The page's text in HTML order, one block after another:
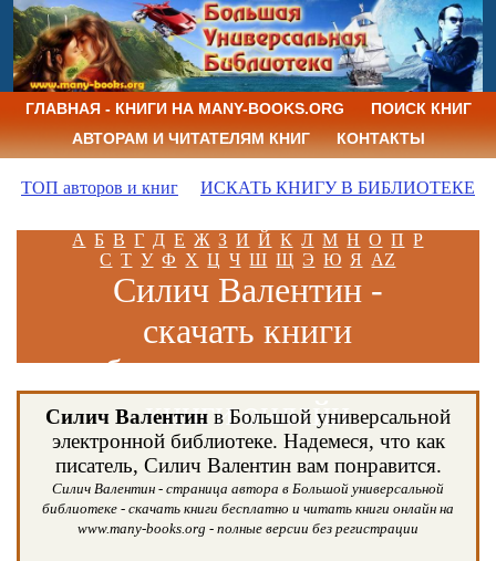
ГЛАВНАЯ - КНИГИ НА MANY-BOOKS.ORG
ПОИСК КНИГ
АВТОРАМ И ЧИТАТЕЛЯМ КНИГ
КОНТАКТЫ
ТОП авторов и книг ИСКАТЬ КНИГУ В БИБЛИОТЕКЕ
А Б В Г Д Е Ж З И Й К Л М Н О П Р
С Т У Ф Х Ц Ч Ш Щ Э Ю Я AZ
Силич Валентин -
скачать книги
бесплатно и читать
книги онлайн
Силич Валентин в Большой универсальной
электронной библиотеке. Надемеся, что как
писатель, Силич Валентин вам понравится.
Силич Валентин - страница автора в Большой универсальной
библиотеке - скачать книги бесплатно и читать книги онлайн на
www.many-books.org - полные версии без регистрации